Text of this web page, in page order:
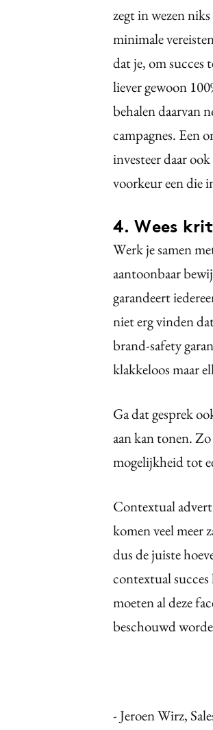
zegt in wezen
minimale
dat je, om succes
liever gewoon
behalen daarvan
campagnes. Een
investeer daar
voorkeur een die
4. Wees
Werk je samen
aantoonbaar
garandeert
niet erg vinden
brand-safety
klakkeloos maar
Ga dat gesprek
aan kan tonen.
mogelijkheid tot
Contextual
komen veel meer
dus de juiste
contextual
moeten al deze
beschouwd
- Jeroen Wirz,